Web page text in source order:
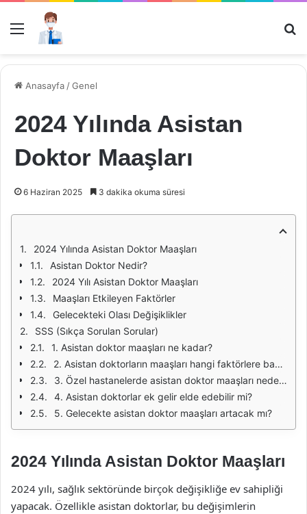
Menü
Anasayfa /Genel
2024 Yılında Asistan
Doktor Maaşları
6 Haziran 2025 3 dakika okuma süresi
2024 Yılında Asistan Doktor Maaşları
Asistan Doktor Nedir?
2024 Yılı Asistan Doktor Maaşları
Maaşları Etkileyen Faktörler
Gelecekteki Olası Değişiklikler
SSS (Sıkça Sorulan Sorular)
1. Asistan doktor maaşları ne kadar?
2. Asistan doktorların maaşları hangi faktörlere bağlıdır?
3. Özel hastanelerde asistan doktor maaşları neden daha yüksektir?
4. Asistan doktorlar ek gelir elde edebilir mi?
5. Gelecekte asistan doktor maaşları artacak mı?
2024 Yılında Asistan Doktor Maaşları
2024 yılı, sağlık sektöründe birçok değişikliğe ev sahipliği
yapacak. Özellikle asistan doktorlar, bu değişimlerin